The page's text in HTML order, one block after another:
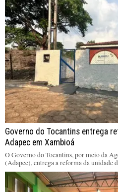
Governo do Tocantins entrega
Adapec em Xambioá
O Governo do Tocantins, por meio da
(Adapec), entrega a reforma da unidade